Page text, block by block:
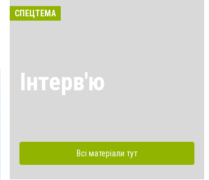
СПЕЦТЕМА
Інтерв'ю
Всі матеріали тут